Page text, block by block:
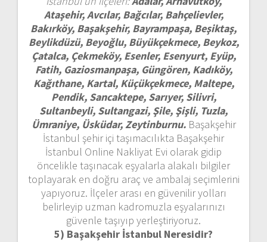
Ataşehir, Avcılar, Bağcılar, Bahçelievler,
Bakırköy, Başakşehir, Bayrampaşa, Beşiktaş,
Beylikdüzü, Beyoğlu, Büyükçekmece, Beykoz,
Çatalca, Çekmeköy, Esenler, Esenyurt, Eyüp,
Fatih, Gaziosmanpaşa, Güngören, Kadıköy,
Kağıthane, Kartal, Küçükçekmece, Maltepe,
Pendik, Sancaktepe, Sarıyer, Silivri,
Sultanbeyli, Sultangazi, Şile, Şişli, Tuzla,
Ümraniye, Üsküdar, Zeytinburnu. Başakşehir
İstanbul şehir içi taşımacılıkta Başakşehir
İstanbul Online Nakliyat Evi olarak gidip
öncelikle taşınacak eşyalarla alakalı bilgiler
toplayarak en doğru araç ve ambalaj seçimlerini
yapıyoruz. İlçeler arası en güvenilir yolları
belirleyip uzman kadromuzla eşyalarınızı
güvenle taşıyıp yerleştiriyoruz.
5) Başakşehir İstanbul Neresidir?